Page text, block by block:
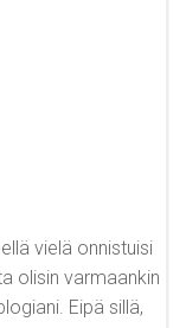
vielä onnistuisi
olisin varmaankin
Eipä sillä,